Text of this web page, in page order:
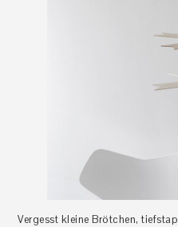
Vergesst kleine Brötchen,